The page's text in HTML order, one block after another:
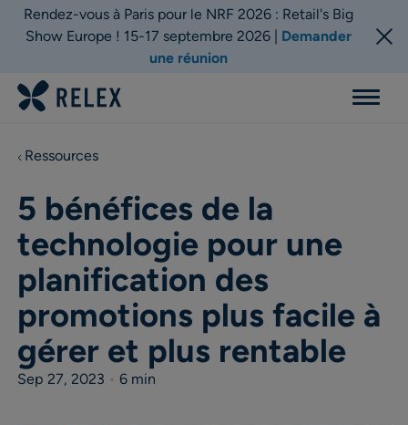
Rendez-vous à Paris pour le NRF 2026 : Retail's Big
Show Europe ! 15-17 septembre 2026 | Demander
une réunion
Menu
Ressources
5 bénéfices de la
technologie pour une
planification des
promotions plus facile à
gérer et plus rentable
Sep 27, 2023 • 6 min